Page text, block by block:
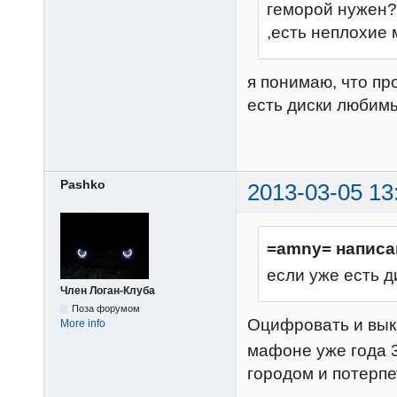
геморой
,есть неплохие
я понимаю, что
есть диски
Pashko 2013-03-05
Член Логан-Клуба
Поза форумом
More info
=amny=
если уже есть
Оцифровать и
мафоне уже года
городом и